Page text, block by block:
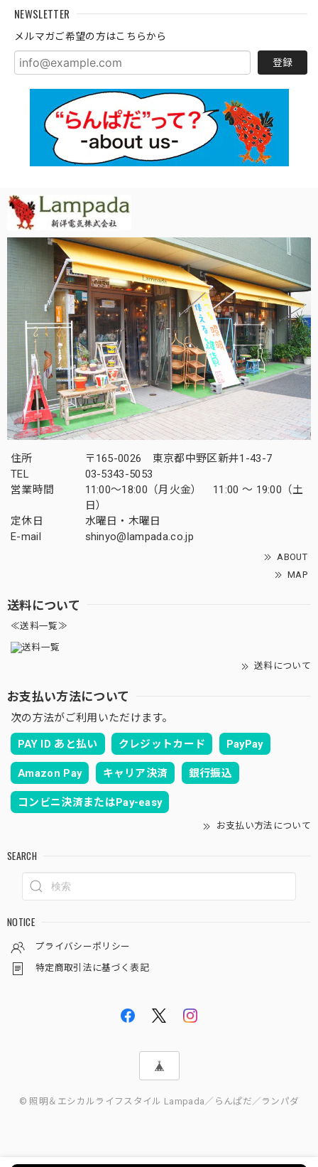
NEWSLETTER
メルマガご希望の方はこちらから
登録
住所
〒165-0026 東京都中野区新井1-43-7
TEL
03-5343-5053
営業時間
11:00～18:00（月火金） 11:00 ～ 19:00（土
日）
定休日
水曜日・木曜日
E-mail
shinyo@lampada.co.jp
ABOUT
MAP
送料について
≪送料一覧≫
送料について
お支払い方法について
次の方法がご利用いただけます。
PAY ID あと払い クレジットカード PayPay
Amazon Pay キャリア決済 銀行振込
コンビニ決済またはPay-easy
お支払い方法について
SEARCH
NOTICE
プライバシーポリシー
特定商取引法に基づく表記
© 照明＆エシカルライフスタイル Lampada／らんぱだ／ランパダ